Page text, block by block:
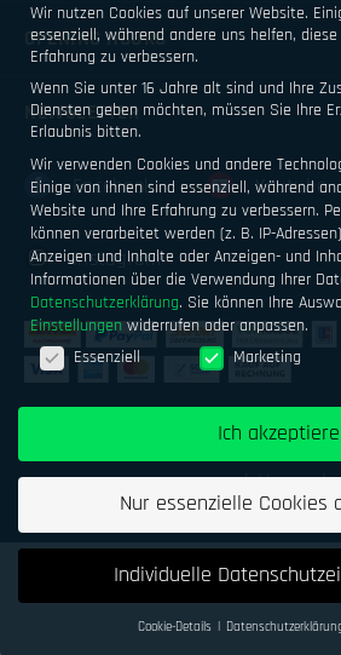
OPENING HOURS
NEWSLETTER
Facebook Youtube
Instagram
Datenschutz
Geld verdienen mit Airsoftsports
zzgl. Versand
Wir nutzen Cookies auf unserer Website.
essenziell, während andere uns helfen,
Erfahrung zu verbessern.
Wenn Sie unter 16 Jahre alt sind und Ihre
Diensten geben möchten, müssen Sie Ihre
Erlaubnis bitten.
Wir verwenden Cookies und andere
Einige von ihnen sind essenziell, während
Website und Ihre Erfahrung zu verbessern.
können verarbeitet werden (z. B. IP-
Anzeigen und Inhalte oder Anzeigen- und
Informationen über die Verwendung Ihrer
Datenschutzerklärung. Sie können Ihre
Einstellungen widerrufen oder anpassen.
Datenschutzeinstellungen
Essenziell Marketing
Ich akzeptiere
Nur essenzielle Cookies
Individuelle
Cookie-Details